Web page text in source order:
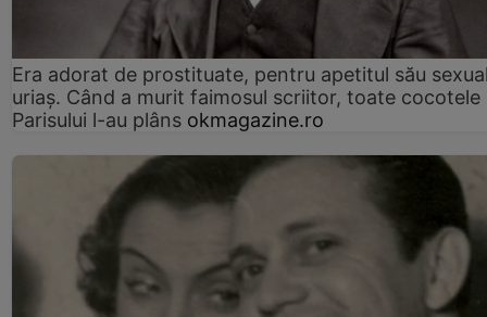
Era adorat de prostituate, pentru apetitul său
uriaș. Când a murit faimosul scriitor, toate cocotele
Parisului l-au plâns okmagazine.ro